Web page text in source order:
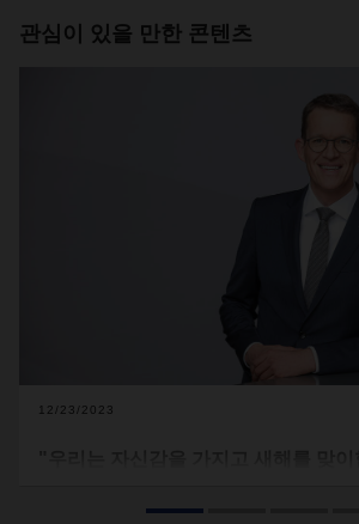
관심이 있을 만한 콘텐츠
12/23/2023